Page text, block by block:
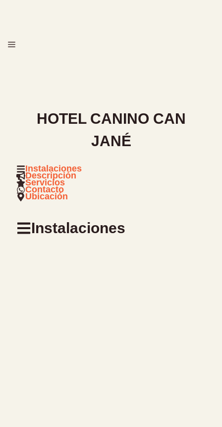
MENÚ
HOTEL CANINO CAN
JANÉ
Instalaciones
Descripción
Servicios
Contacto
Ubicación
Instalaciones